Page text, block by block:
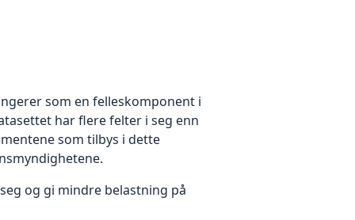
som en felleskomponent i
har flere felter i seg enn
som tilbys i dette
og gi mindre belastning på